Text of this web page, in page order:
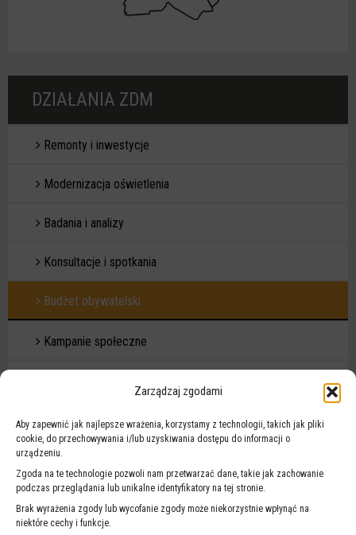
Zarządzaj zgodami
Aby zapewnić jak najlepsze wrażenia, korzystamy z technologii, takich jak pliki
cookie, do przechowywania i/lub uzyskiwania dostępu do informacji o
urządzeniu.
Zgoda na te technologie pozwoli nam przetwarzać dane, takie jak zachowanie
podczas przeglądania lub unikalne identyfikatory na tej stronie.
Brak wyrażenia zgody lub wycofanie zgody może niekorzystnie wpłynąć na
niektóre cechy i funkcje.
Menu
Działania
ZDM
DZIAŁANIA ZDM
Remonty i inwestycje
Modernizacja oświetlenia
Badania i analizy
Konsultacje i spotkania
Budżet obywatelski
Kampanie społeczne
Raport o stanie bezpieczeństwa
Projekty międzynarodowe
Droga na szóstkę